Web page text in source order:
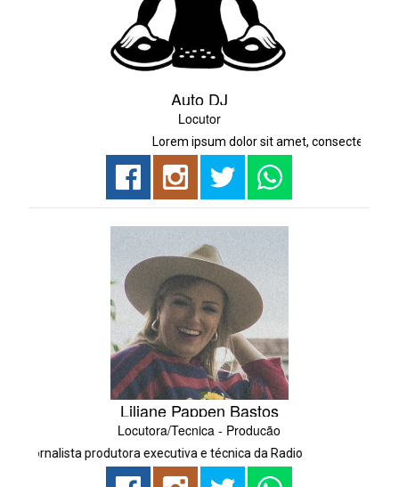
Auto DJ
Locutor
Lorem ipsum dolor sit amet, consectetur
Liliane Pappen Bastos
Locutora/Tecnica - Produção
Jornalista produtora executiva e técnica da Radio